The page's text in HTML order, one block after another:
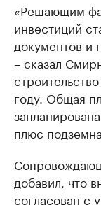
«Решающим
инвестиций
документов и
– сказал
году. Общая
плюс
добавил, что
согласован с